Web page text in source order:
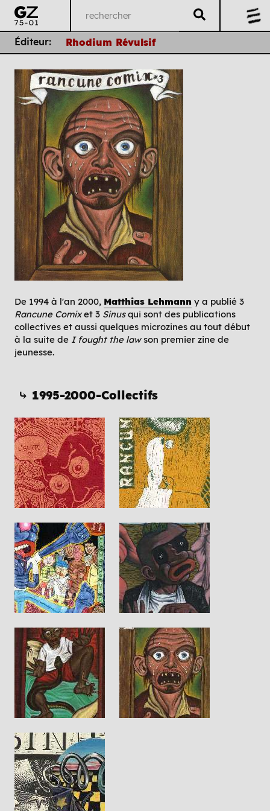
Éditeur: Rhodium Révulsif
De 1994 à l'an 2000, Matthias Lehmann y a publié 3
Rancune Comixet 3 Sinusqui sont des publications
collectives et aussi quelques microzines au tout début
à la suite de I fought the lawson premier zine de
jeunesse.
⤷ 1995-2000-Collectifs